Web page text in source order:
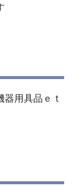
用具品ｅｔ